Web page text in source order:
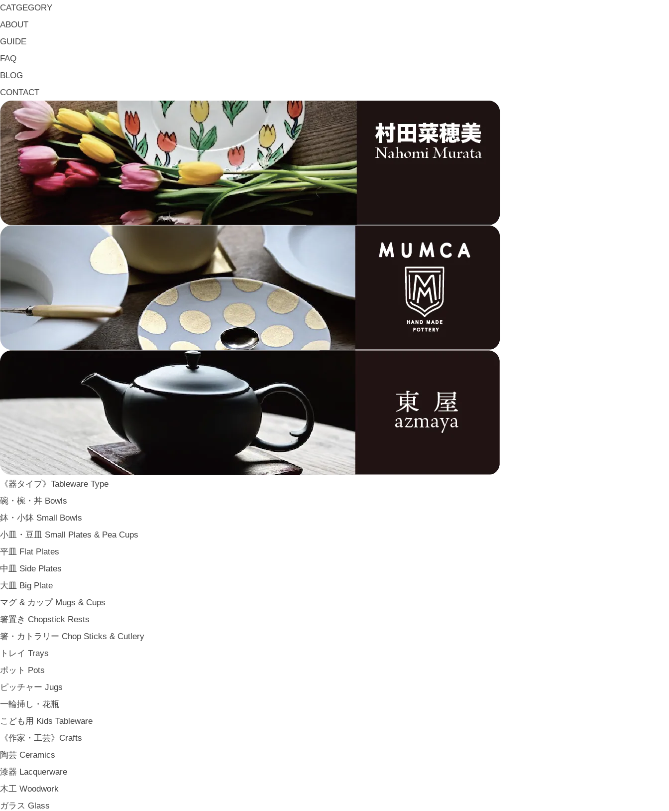
CATGEGORY
ABOUT
GUIDE
FAQ
BLOG
CONTACT
《器タイプ》Tableware Type
碗・椀・丼 Bowls
鉢・小鉢 Small Bowls
小皿・豆皿 Small Plates & Pea Cups
平皿 Flat Plates
中皿 Side Plates
大皿 Big Plate
マグ & カップ Mugs & Cups
箸置き Chopstick Rests
箸・カトラリー Chop Sticks & Cutlery
トレイ Trays
ポット Pots
ピッチャー Jugs
一輪挿し・花瓶
こども用 Kids Tableware
《作家・工芸》Crafts
陶芸 Ceramics
漆器 Lacquerware
木工 Woodwork
ガラス Glass
小皿・豆皿 Small Plates & Pea Cups
箸置き Chopstick Rests
箸・カトラリー Chop Sticks & Cutlery
トレイ Trays
ポット Pots
ピッチャー Jugs
一輪挿し・花瓶
こども用 Kids Tableware
陶芸 Ceramics
漆器 Lacquerware
ガラス Glass
金工 Metalwork
革 Leather
絵画 Painting
鋳物 Cast Metal
その他工芸 e.t.c
《ブランド》Brands
二上 FUTAGAMI
畑漆器 HATA SHIKKI
薫寿堂 Kunjyudo
織田幸銅器 Odako Douki
ARAS
WDH
WASARA
一果ニ花 icca nicca
そのほか e.t.c
《食卓》Dining
家族の食卓 Family Tableware
子どもの食卓 Children's Tableware
一人暮らしの食卓 Tableware for One
パーティー Party
アンティークのもの Vintage & Antiques
《台所》Kitchen
家事問屋 Kajidonya
松野屋 Matsunoya
その他 e.t.c
《雑貨》Living goods
インテリア Interior
アンティークのもの Vintage & Antiques